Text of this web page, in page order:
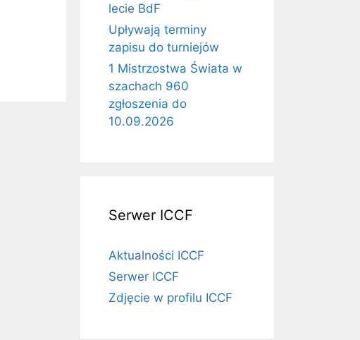
lecie BdF
Upływają terminy
zapisu do turniejów
1 Mistrzostwa Świata w
szachach 960
zgłoszenia do
10.09.2026
Serwer ICCF
Aktualności ICCF
Serwer ICCF
Zdjęcie w profilu ICCF